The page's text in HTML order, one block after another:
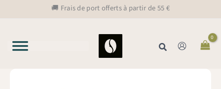
🚚 Frais de port offerts à partir de 55 €
Rechercher